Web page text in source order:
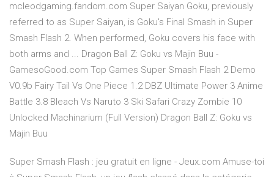
mcleodgaming.fandom.com Super Saiyan Goku, previously
referred to as Super Saiyan, is Goku's Final Smash in Super
Smash Flash 2. When performed, Goku covers his face with
both arms and ... Dragon Ball Z: Goku vs Majin Buu -
GamesoGood.com Top Games Super Smash Flash 2 Demo
V0.9b Fairy Tail Vs One Piece 1.2 DBZ Ultimate Power 3 Anime
Battle 3.8 Bleach Vs Naruto 3 Ski Safari Crazy Zombie 10
Unlocked Machinarium (Full Version) Dragon Ball Z: Goku vs
Majin Buu
Super Smash Flash : jeu gratuit en ligne - Jeux.com Amuse-toi